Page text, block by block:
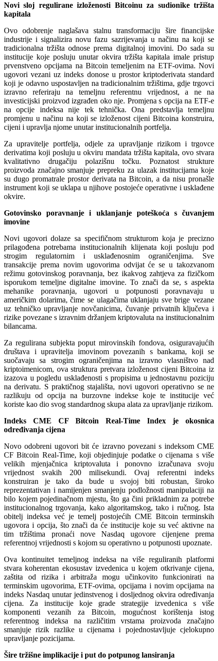
Novi sloj regulirane izloženosti Bitcoinu za sudionike tržišta
kapitala
Ovo odobrenje naglašava stalnu transformaciju šire financijske
industrije i signalizira novu fazu sazrijevanja u načinu na koji se
tradicionalna tržišta odnose prema digitalnoj imovini. Do sada su
institucije koje posluju unutar okvira tržišta kapitala imale pristup
prvenstveno opcijama na Bitcoin temeljenim na ETF-ovima. Novi
ugovori vezani uz indeks donose u prostor kriptoderivata standard
koji je odavno uspostavljen na tradicionalnim tržištima, gdje trgovci
izravno referiraju na temeljnu referentnu vrijednost, a ne na
investicijski proizvod izgrađen oko nje. Promjena s opcija na ETF-e
na opcije indeksa nije tek tehnička. Ona predstavlja temeljnu
promjenu u načinu na koji se izloženost cijeni Bitcoina konstruira,
cijeni i upravlja njome unutar institucionalnih portfelja.
Za upravitelje portfelja, odjele za upravljanje rizikom i trgovce
derivatima koji posluju u okviru mandata tržišta kapitala, ovo stvara
kvalitativno drugačiju polazišnu točku. Poznatost strukture
proizvoda značajno smanjuje prepreku za ulazak institucijama koje
su dugo promatrale prostor derivata na Bitcoin, a da nisu pronašle
instrument koji se uklapa u njihove postojeće operativne i usklađene
okvire.
Gotovinsko poravnanje i uklanjanje poteškoća s čuvanjem
imovine
Novi ugovori dolaze sa specifičnom strukturom koja je precizno
prilagođena potrebama institucionalnih klijenata koji posluju pod
strogim regulatornim i usklađenosnim ograničenjima. Sve
transakcije prema novim ugovorima odvijat će se u takozvanom
režimu gotovinskog poravnanja, bez ikakvog zahtjeva za fizičkom
isporukom temeljne digitalne imovine. To znači da se, s aspekta
mehanike poravnanja, ugovori u potpunosti poravnavaju u
američkim dolarima, čime se ulagačima uklanjaju sve brige vezane
uz tehničko upravljanje novčanicima, čuvanje privatnih ključeva i
rizike povezane s izravnim držanjem kriptovaluta na institucionalnim
bilancama.
Za regulirana subjekta poput mirovinskih fondova, osiguravajućih
društava i upravitelja imovinom povezanih s bankama, koji se
suočavaju sa strogim ograničenjima na izravno vlasništvo nad
kriptoimenicom, ova struktura pretvara izloženost cijeni Bitcoina iz
izazova u pogledu usklađenosti s propisima u jednostavnu poziciju
na derivatu. S praktičnog stajališta, novi ugovori operativno se ne
razlikuju od opcija na burzovne indekse koje te institucije već
koriste kao dio svog standardnog skupa alata za upravljanje rizikom.
Indeks CME CF Bitcoin Real-Time Index je okosnica
određivanja cijena
Novo odobreni ugovori bit će izravno povezani s indeksom CME
CF Bitcoin Real-Time, koji objedinjuje podatke o cijenama s više
velikih mjenjačnica kriptovaluta i ponovno izračunava svoju
vrijednost svakih 200 milisekundi. Ovaj referentni indeks
konstruiran je tako da bude u svojoj biti robustan, široko
reprezentativan i namijenjen smanjenju podložnosti manipulaciji na
bilo kojem pojedinačnom mjestu, što ga čini prikladnim za potrebe
institucionalnog trgovanja, kako algoritamskog, tako i ručnog. Ista
obitelj indeksa već je temelj postojećih CME Bitcoin terminskih
ugovora i opcija, što znači da će institucije koje su već aktivne na
tim tržištima pronaći nove Nasdaq ugovore cijenjene prema
referentnoj vrijednosti s kojom su operativno u potpunosti upoznate.
Ova kontinuitet temeljnog indeksa na više reguliranih platformi
stvara koherentan ekosustav izvedenica u kojem otkrivanje cijena,
zaštita od rizika i arbitraža mogu učinkovito funkcionirati na
terminskim ugovorima, ETF-ovima, opcijama i novim opcijama na
indeks Nasdaq unutar jedinstvenog i dosljednog okvira određivanja
cijena. Za institucije koje grade strategije izvedenica s više
komponenti vezanih za Bitcoin, mogućnost korištenja istog
referentnog indeksa na različitim vrstama proizvoda značajno
smanjuje rizik razlike u cijenama i pojednostavljuje cjelokupno
upravljanje pozicijama.
Šire tržišne implikacije i put do potpunog lansiranja